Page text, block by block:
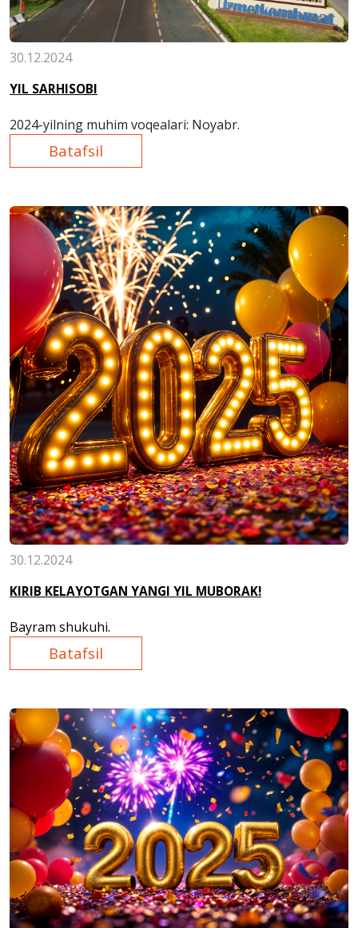
30.12.2024
YIL SARHISOBI
2024-yilning muhim voqealari: Noyabr.
Batafsil
30.12.2024
KIRIB KELAYOTGAN YANGI YIL MUBORAK!
Bayram shukuhi.
Batafsil